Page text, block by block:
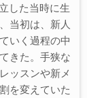
した当時に生
当初は、新人
いく過程の中
きた。手狭な
ッスンや新メ
を変えていた